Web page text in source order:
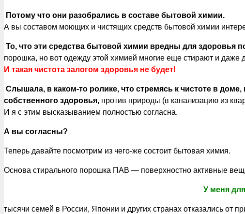
Потому что они разобрались в составе бытовой химии.
А вы составом моющих и чистящих средств бытовой химии
То, что эти средства бытовой химии вредны для здоровья
порошка, но вот одежду этой химией многие еще стирают и даже
И такая чистота залогом здоровья не будет!
Слышала, в каком-то ролике, что стремясь к чистоте в
собственного здоровья, против природы (в канализацию из
И я с этим высказыванием полностью согласна.
А вы согласны?
Теперь давайте посмотрим из чего-же состоит бытовая химия.
Основа стирального порошка ПАВ — поверхностно активные
У меня
тысячи семей в России, Японии и других странах отказались от